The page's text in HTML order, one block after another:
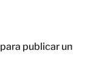
para publicar un